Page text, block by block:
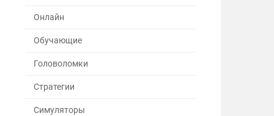
Онлайн
Обучающие
Головоломки
Стратегии
Симуляторы